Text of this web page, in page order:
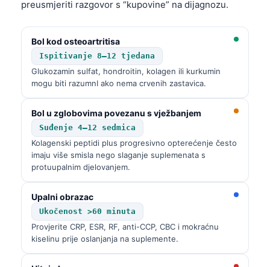
preusmjeriti razgovor s “kupovine” na dijagnozu.
Bol kod osteoartritisa
Ispitivanje 8–12 tjedana
Glukozamin sulfat, hondroitin, kolagen ili kurkumin
mogu biti razumnI ako nema crvenih zastavica.
Bol u zglobovima povezanu s vježbanjem
Suđenje 4–12 sedmica
Kolagenski peptidi plus progresivno opterećenje često
imaju više smisla nego slaganje suplemenata s
protuupalnim djelovanjem.
Upalni obrazac
Ukočenost >60 minuta
Provjerite CRP, ESR, RF, anti-CCP, CBC i mokraćnu
kiselinu prije oslanjanja na suplemente.